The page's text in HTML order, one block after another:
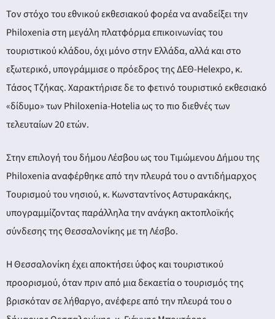
Τον στόχο του εθνικού εκθεσιακού φορέα να αναδείξει την
Philoxenia στη μεγάλη πλατφόρμα επικοινωνίας του
τουριστικού κλάδου, όχι μόνο στην Ελλάδα, αλλά και στο
εξωτερικό, υπογράμμισε ο πρόεδρος της ΔΕΘ-Helexpo, κ.
Τάσος Τζήκας. Χαρακτήρισε δε το φετινό τουριστικό εκθεσιακό
«δίδυμο» των Philoxenia-Hotelia ως το πιο διεθνές των
τελευταίων 20 ετών.
Στην επιλογή του δήμου Λέσβου ως του Τιμώμενου Δήμου της
Philoxenia αναφέρθηκε από την πλευρά του ο αντιδήμαρχος
Τουρισμού του νησιού, κ. Κωνσταντίνος Αστυρακάκης,
υπογραμμίζοντας παράλληλα την ανάγκη ακτοπλοϊκής
σύνδεσης της Θεσσαλονίκης με τη Λέσβο.
Η Θεσσαλονίκη έχει αποκτήσει ύφος και τουριστικού
προορισμού, όταν πριν από μια δεκαετία ο τουρισμός της
βρισκόταν σε λήθαργο, ανέφερε από την πλευρά του ο